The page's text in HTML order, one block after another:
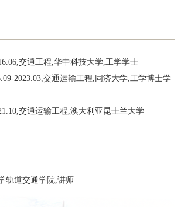
交通工程,华中科技大学,工学学士
2023.03,交通运输工程,同济大学,工学博士学
交通运输工程,澳大利亚昆士兰大学
轨道交通学院,讲师